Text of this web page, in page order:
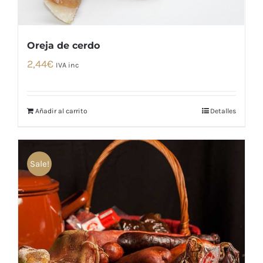
Oreja de cerdo
2,44€ IVA inc
Añadir al carrito Detalles
Sale!